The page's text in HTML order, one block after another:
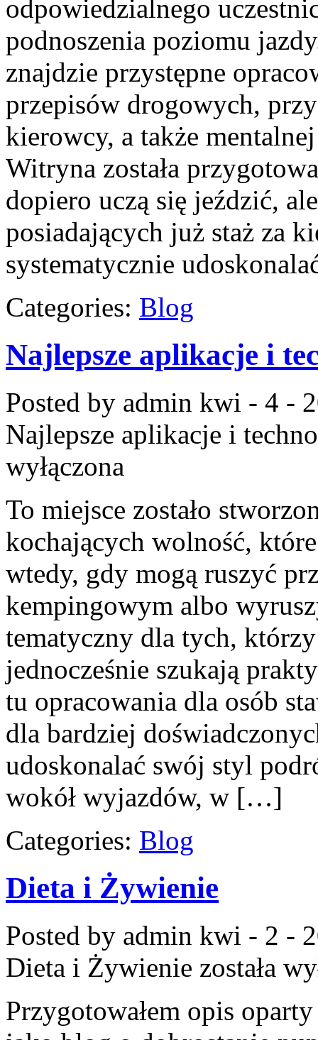
odpowiedzialnego
podnoszenia poziomu
znajdzie przystępne
przepisów drogowych,
kierowcy, a także
Witryna została
dopiero uczą się jeździć,
posiadających już staż za
systematycznie
Categories: Blog
Najlepsze aplikacje i
Posted by admin kwi - 4 -
Najlepsze aplikacje i
wyłączona
To miejsce zostało
kochających wolność,
wtedy, gdy mogą ruszyć
kempingowym albo
tematyczny dla tych,
jednocześnie szukają
tu opracowania dla osób
dla bardziej
udoskonalać swój styl
wokół wyjazdów, w […]
Categories: Blog
Dieta i Żywienie
Posted by admin kwi - 2 -
Dieta i Żywienie została
Przygotowałem opis